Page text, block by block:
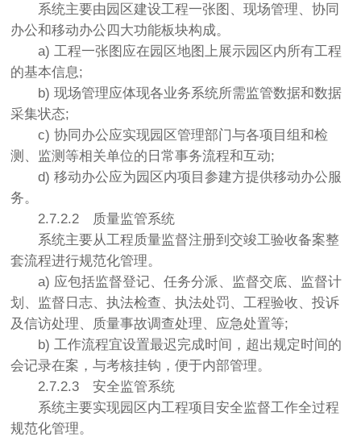
系统主要由园区建设工程一张图、现场管理、协同
办公和移动办公四大功能板块构成。
a) 工程一张图应在园区地图上展示园区内所有工程
的基本信息;
b) 现场管理应体现各业务系统所需监管数据和数据
采集状态;
c) 协同办公应实现园区管理部门与各项目组和检
测、监测等相关单位的日常事务流程和互动;
d) 移动办公应为园区内项目参建方提供移动办公服
务。
2.7.2.2 质量监管系统
系统主要从工程质量监督注册到交竣工验收备案整
套流程进行规范化管理。
a) 应包括监督登记、任务分派、监督交底、监督计
划、监督日志、执法检查、执法处罚、工程验收、投诉
及信访处理、质量事故调查处理、应急处置等;
b) 工作流程宜设置最迟完成时间，超出规定时间的
会记录在案，与考核挂钩，便于内部管理。
2.7.2.3安全监管系统
系统主要实现园区内工程项目安全监督工作全过程
规范化管理。